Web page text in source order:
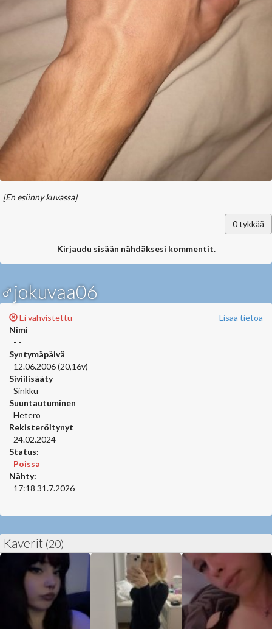
[En esiinny kuvassa]
0tykkää
Kirjaudu sisään nähdäksesi kommentit.
♂jokuvaa06
Lisää tietoa
Ei vahvistettu
Nimi
- -
Syntymäpäivä
12.06.2006 (20,16v)
Siviilisääty
Sinkku
Suuntautuminen
Hetero
Rekisteröitynyt
24.02.2024
Status:
Poissa
Nähty:
17:18 31.7.2026
Kaverit (20)